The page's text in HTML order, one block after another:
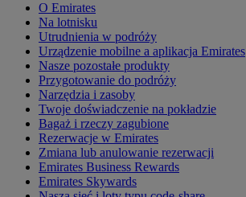
O Emirates
Na lotnisku
Utrudnienia w podróży
Urządzenie mobilne a aplikacja Emirates
Nasze pozostałe produkty
Przygotowanie do podróży
Narzędzia i zasoby
Twoje doświadczenie na pokładzie
Bagaż i rzeczy zagubione
Rezerwacje w Emirates
Zmiana lub anulowanie rezerwacji
Emirates Business Rewards
Emirates Skywards